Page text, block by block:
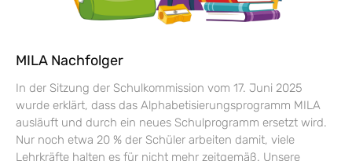
MILA Nachfolger
In der Sitzung der Schulkommission vom 17. Juni 2025
wurde erklärt, dass das Alphabetisierungsprogramm MILA
ausläuft und durch ein neues Schulprogramm ersetzt wird.
Nur noch etwa 20 % der Schüler arbeiten damit, viele
Lehrkräfte halten es für nicht mehr zeitgemäß. Unsere